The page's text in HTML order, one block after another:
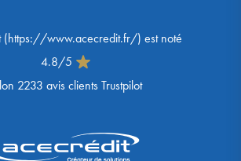
(https://www.acecredit.fr/) est noté
4.8/5
2233 avis clients Trustpilot